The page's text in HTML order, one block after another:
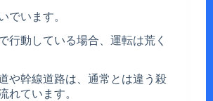
でいます。
行動している場合、運転は荒く
や幹線道路は、通常とは違う殺
れています。